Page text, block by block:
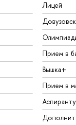
Лицей
Прием в
ышка+
Прием в